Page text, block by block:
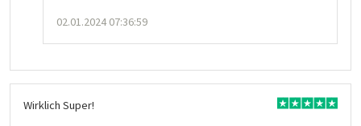
02.01.2024 07:36:59
Wirklich Super!